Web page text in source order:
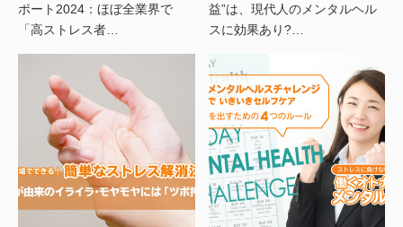
ポート2024：ほぼ全業界で
「高ストレス者…
益”は、現代人のメンタルヘル
スに効果あり?…